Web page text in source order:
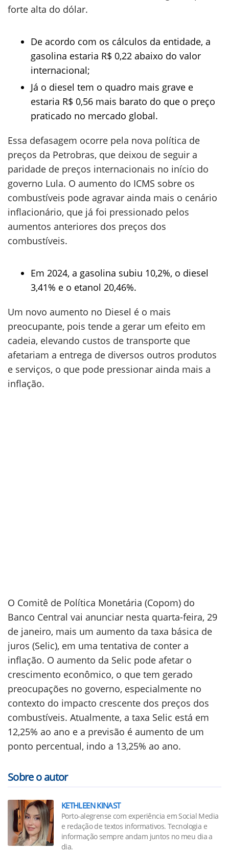
forte alta do dólar.
De acordo com os cálculos da entidade, a
gasolina estaria R$ 0,22 abaixo do valor
internacional;
Já o diesel tem o quadro mais grave e
estaria R$ 0,56 mais barato do que o preço
praticado no mercado global.
Essa defasagem ocorre pela nova política de
preços da Petrobras, que deixou de seguir a
paridade de preços internacionais no início do
governo Lula. O aumento do ICMS sobre os
combustíveis pode agravar ainda mais o cenário
inflacionário, que já foi pressionado pelos
aumentos anteriores dos preços dos
combustíveis.
Em 2024, a gasolina subiu 10,2%, o diesel
3,41% e o etanol 20,46%.
Um novo aumento no Diesel é o mais
preocupante, pois tende a gerar um efeito em
cadeia, elevando custos de transporte que
afetariam a entrega de diversos outros produtos
e serviços, o que pode pressionar ainda mais a
inflação.
O Comitê de Política Monetária (Copom) do
Banco Central vai anunciar nesta quarta-feira, 29
de janeiro, mais um aumento da taxa básica de
juros (Selic), em uma tentativa de conter a
inflação. O aumento da Selic pode afetar o
crescimento econômico, o que tem gerado
preocupações no governo, especialmente no
contexto do impacto crescente dos preços dos
combustíveis. Atualmente, a taxa Selic está em
12,25% ao ano e a previsão é aumento de um
ponto percentual, indo a 13,25% ao ano.
Sobre o autor
KETHLEEN KINAST
Porto-alegrense com experiência em Social Media
e redação de textos informativos. Tecnologia e
informação sempre andam juntos no meu dia a
dia.